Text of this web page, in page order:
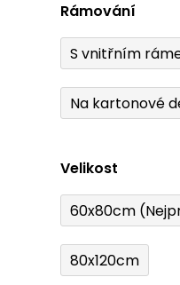
z
5
Rámování
S vnitřním
Na kartonové
Velikost
60x80cm
80x120cm